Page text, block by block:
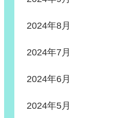
2024年8月
2024年7月
2024年6月
2024年5月